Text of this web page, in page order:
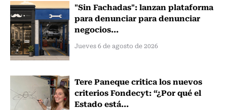
"Sin Fachadas": lanzan plataforma
para denunciar para denunciar
negocios...
Jueves 6 de agosto de 2026
Tere Paneque critica los nuevos
criterios Fondecyt: “¿Por qué el
Estado está...